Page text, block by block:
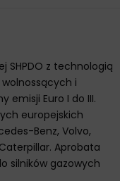
SHPDO z technologią
wolnossących i
emisji Euro I do III.
europejskich
Benz, Volvo,
Aprobata
silników gazowych